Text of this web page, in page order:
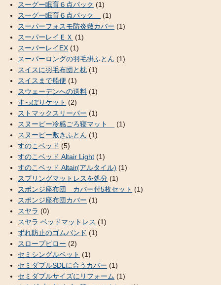
スーグー眠育６点パック (1)
スーグー眠育６点パック
(1)
スーパーフォスモ防炎敷カバー (1)
スーパーレイＥＸ (1)
スーパーレイEX (1)
スーパーロングの羽毛掛ふとん (1)
スイスに羽毛布団と枕 (1)
スイスまで船便 (1)
スウェーデンへの送料 (1)
すっぽりケット (2)
ストマックスリーパー (1)
スヌーピー冷感ごろ寝マット
(1)
スヌーピー敷きふとん (1)
すのこベッド (5)
すのこベッド Altair Light (1)
すのこベッド Altair(アルタイル) (1)
スプリングマットレスを処分 (1)
スポンジ座布団 カバー付5枚セット (1)
スポンジ座布団カバー (1)
スヤラ (0)
スヤラ ベッドマットレス (1)
ずれ防止のゴムバンド (1)
スロープピロー (2)
セミシングルベット (1)
セミダブルSDLに合うカバー (1)
セミダブルサイズにリフォーム (1)